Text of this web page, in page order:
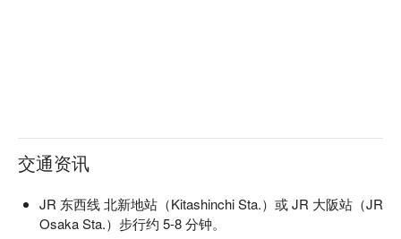
务。许多顾客都对这里的用餐体验赞不绝口：
「怎么会有这么美味的餐点！」
「一次彻底的非日常体验！」
「感谢伊比利猪带来的一切美好！」
交通资讯
JR 东西线 北新地站（Kitashinchi Sta.）或 JR 大阪站（JR
Osaka Sta.）步行约 5-8 分钟。